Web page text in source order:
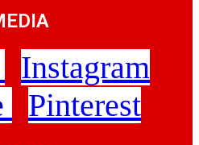
Instagram
Pinterest